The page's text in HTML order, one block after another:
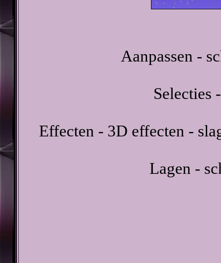
Aanpassen -
Selecties
Effecten - 3D effecten -
Lagen -